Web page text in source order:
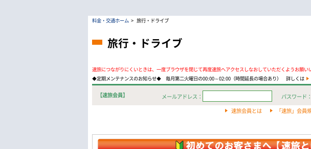
料金・交通ホーム > 旅行・ドライブ
旅行・ドライブ
速旅につながりにくいときは、一度ブラウザを閉じて再度速旅へアクセスしなおしていただくようお願い
◆定期メンテナンスのお知らせ◆ 毎月第二火曜日の00:00～02:00（時間延長の場合あり） 詳しくは
【速旅会員】 メールアドレス： パスワード：
速旅会員とは 「速旅」会員